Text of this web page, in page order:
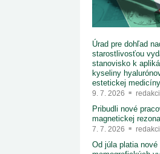
Úrad pre dohľad
starostlivosťou
stanovisko k
kyseliny
estetickej medicíny
9. 7. 2026
Pribudli nové
magnetickej
7. 7. 2026
Od júla platia nové